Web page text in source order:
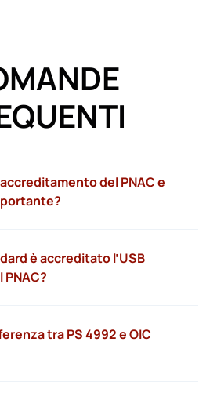
del PNAC e
è accreditato l’USB
PNAC?
tra PS 4992 e OIC